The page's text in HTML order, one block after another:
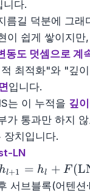
니다.
름길 덕분에 그래
이 쉽게 쌓이지만
동도 덧셈으로 계
최적화"와 "깊
입니다.
는 이 누적을 깊
가 통과만 하지
장치입니다.
LN
hl+1 = hl + F (
서브블록(어텐션